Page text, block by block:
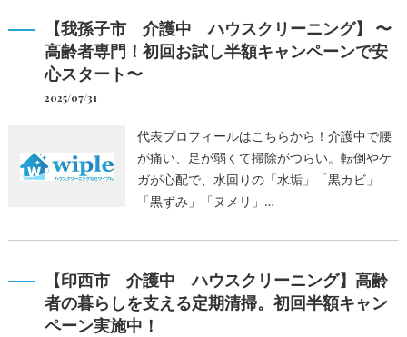
【我孫子市 介護中 ハウスクリーニング】 〜
高齢者専門！初回お試し半額キャンペーンで安
心スタート〜
2025/07/31
代表プロフィールはこちらから！介護中で腰
が痛い、足が弱くて掃除がつらい。転倒やケ
ガが心配で、水回りの「水垢」「黒カビ」
「黒ずみ」「ヌメリ」…
【印西市 介護中 ハウスクリーニング】高齢
者の暮らしを支える定期清掃。初回半額キャン
ペーン実施中！